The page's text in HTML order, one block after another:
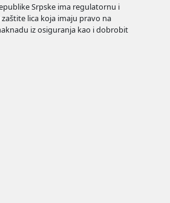
Srpske ima regulatornu i
lica koja imaju pravo na
iz osiguranja kao i dobrobit